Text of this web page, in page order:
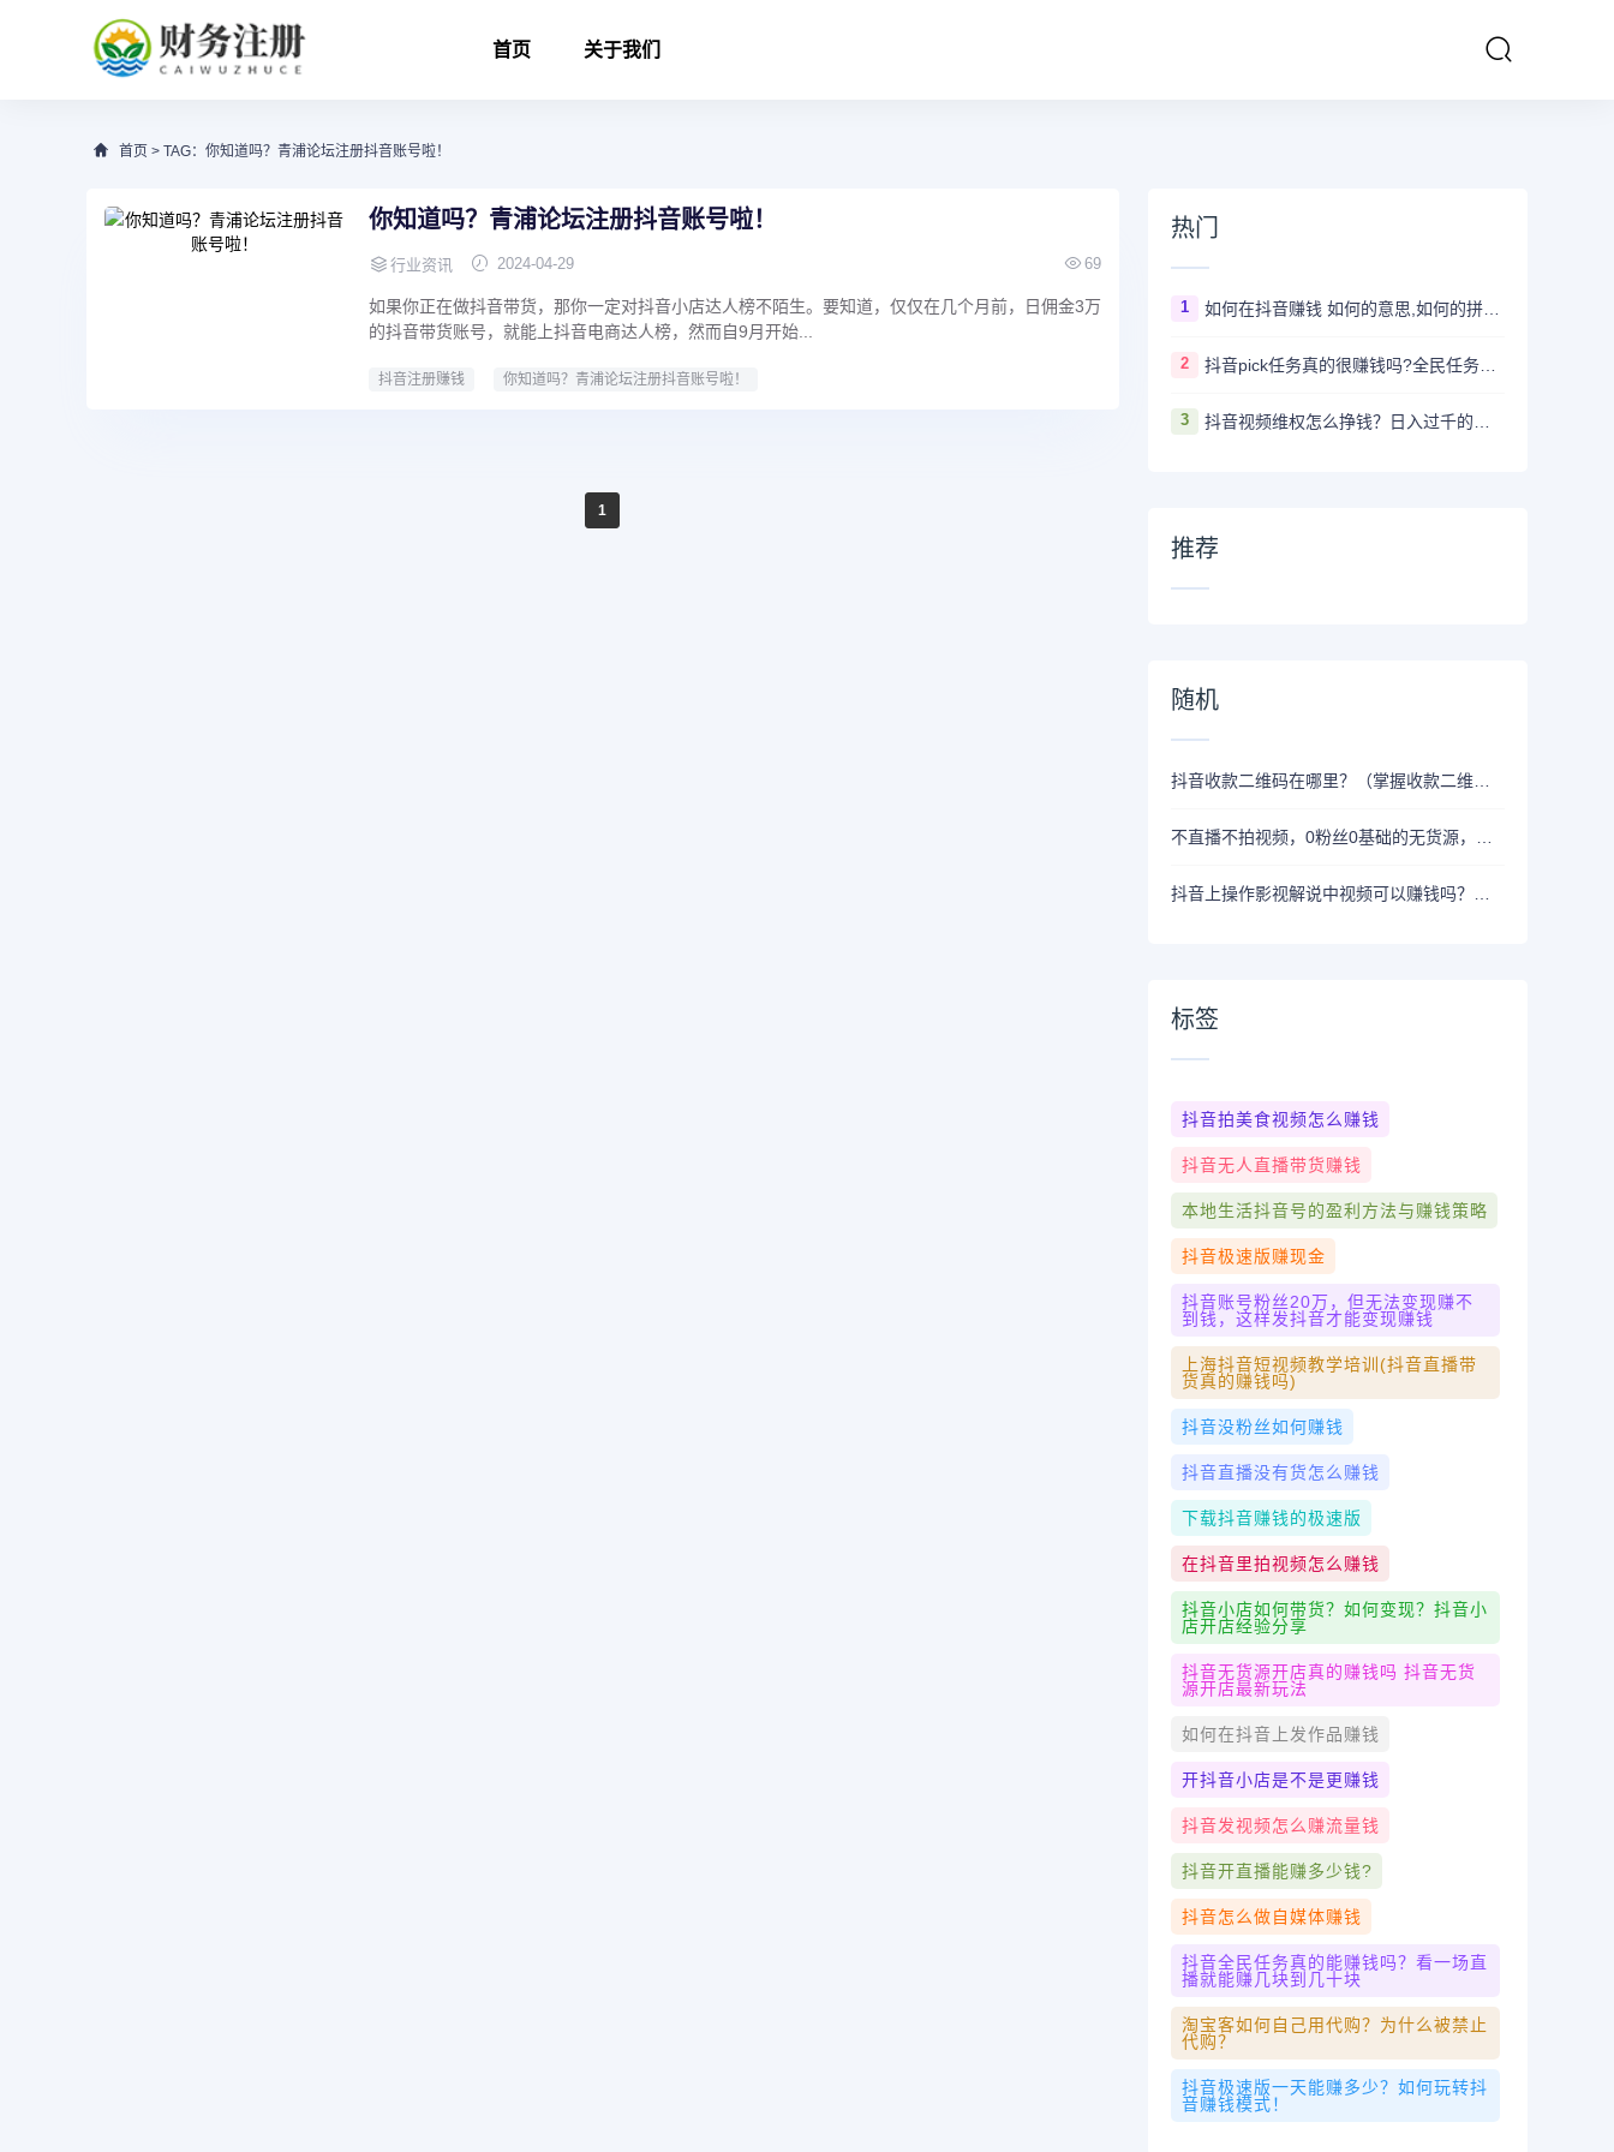
首页 关于我们
首页 > TAG：你知道吗？青浦论坛注册抖音账号啦！
你知道吗？青浦论坛注册抖音账号啦！
行业资讯 2024-04-29 69
如果你正在做抖音带货，那你一定对抖音小店达人榜不陌生。要知道，仅仅在几个月前，日佣金3万
的抖音带货账号，就能上抖音电商达人榜，然而自9月开始...
抖音注册赚钱 你知道吗？青浦论坛注册抖音账号啦！
1
热门
1 如何在抖音赚钱 如何的意思,如何的拼音、近义词、造句 - 汉语查
2 抖音pick任务真的很赚钱吗?全民任务赚钱是真的假的
3
推荐
随机
标签
抖音拍美食视频怎么赚钱
抖音无人直播带货赚钱
本地生活抖音号的盈利方法与赚钱策略
抖音极速版赚现金
抖音账号粉丝20万，但无法变现赚不
到钱，这样发抖音才能变现赚钱
上海抖音短视频教学培训(抖音直播带
货真的赚钱吗)
抖音没粉丝如何赚钱
抖音直播没有货怎么赚钱
下载抖音赚钱的极速版
在抖音里拍视频怎么赚钱
抖音小店如何带货？如何变现？抖音小
店开店经验分享
抖音无货源开店真的赚钱吗 抖音无货
源开店最新玩法
如何在抖音上发作品赚钱
开抖音小店是不是更赚钱
抖音发视频怎么赚流量钱
抖音开直播能赚多少钱?
抖音怎么做自媒体赚钱
抖音全民任务真的能赚钱吗？看一场直
播就能赚几块到几十块
淘宝客如何自己用代购？为什么被禁止
代购？
抖音极速版一天能赚多少？如何玩转抖
音赚钱模式！